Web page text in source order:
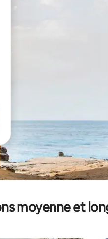
haut et vers le bas pour les
moyenne et